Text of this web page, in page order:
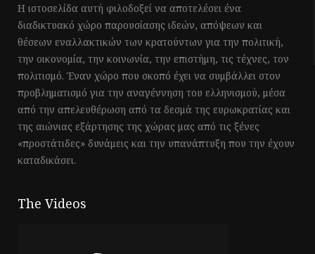
Η ιστοσελίδα αυτή φιλοδοξεί να αποτελέσει ένα
διαδικτυακό χώρο παρουσίασης ιδεών, απόψεων και
θέσεων εναλλακτικών των κρατούντων για την πολιτική,
την οικονομία, την κοινωνία, την επιστήμη, τις τέχνες, τον
πολιτισμό. Έναν χώρο που σκοπό έχει να συμβάλλει στον
προβληματισμό για την αναγέννηση του ελληνισμού, μέσα
από την απελευθέρωση από τα δεσμά της ευρωκρατίας και
της αιώνιας εξάρτησης της χώρας μας από τις ξένες
«προστάτιδες» δυνάμεις και την υπανάπτυξη που την έχουν
καταδικάσει.
The Videos